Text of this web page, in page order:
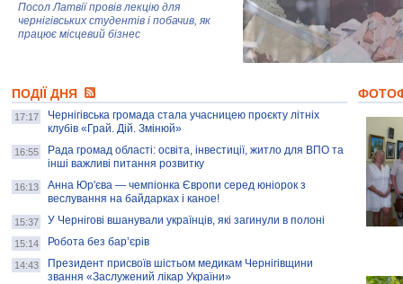
Посол Латвії провів лекцію для
чернігівських студентів і побачив, як
працює місцевий бізнес
колекцію про війну, емоції та тварин
AB InBev Efes Україна підтримала
навчальний проєкт "Молодіжна бізнес-
школа", спрямований на розвиток
підприємництва у Чернігівській області
Золота тварина: видання Forbes
написало про чернігівця Патрона: хто і
скільки на ньому заробляє? І куди
витрачають?
ПОДІЇ ДНЯ
17:17
Чернігівська громада стала учасницею проєкту літніх
клубів «Грай. Дій. Змінюй»
16:55
Рада громад області: освіта, інвестиції, житло для ВПО та
інші важливі питання розвитку
16:13
Анна Юр'єва — чемпіонка Європи серед юніорок з
веслування на байдарках і каное!
15:37 У Чернігові вшанували українців, які загинули в полоні
15:14 Робота без бар’єрів
14:43
Президент присвоїв шістьом медикам Чернігівщини
звання «Заслужений лікар України»